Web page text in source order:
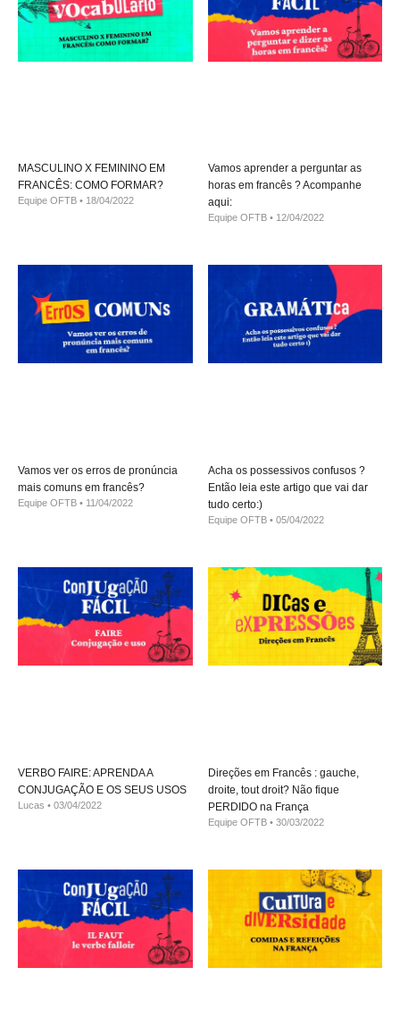
MASCULINO X FEMININO EM
FRANCÊS: COMO FORMAR?
Equipe OFTB 18/04/2022
Vamos aprender a perguntar as
horas em francês ? Acompanhe
aqui:
Equipe OFTB 12/04/2022
Vamos ver os erros de pronúncia
mais comuns em francês?
Equipe OFTB 11/04/2022
Acha os possessivos confusos ?
Então leia este artigo que vai dar
tudo certo:)
Equipe OFTB 05/04/2022
VERBO FAIRE: APRENDA A
CONJUGAÇÃO E OS SEUS USOS
Lucas 03/04/2022
Direções em Francês : gauche,
droite, tout droit? Não fique
PERDIDO na França
Equipe OFTB 30/03/2022